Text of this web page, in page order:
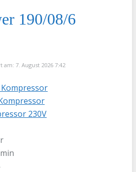
190/08/6
7. August 2026 7:42
Kompressor
230V